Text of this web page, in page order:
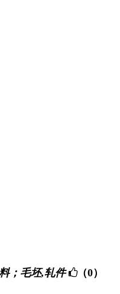
；毛坯,轧件
（0）